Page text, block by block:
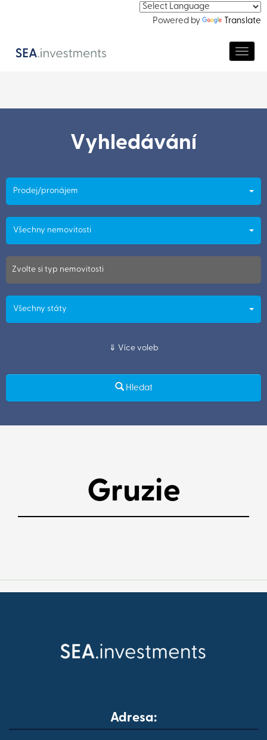
Powered by Translate
Vyhledávání
Prodej/pronájem
Všechny nemovitosti
Zvolte si typ nemovitosti
Všechny státy
Více voleb
Hledat
Gruzie
Adresa: